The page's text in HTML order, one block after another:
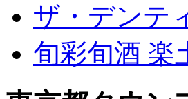
ザ・デンテ
旬彩旬酒 楽